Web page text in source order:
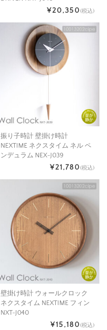
¥20,350(税込)
振り子時計 壁掛け時計
NEXTIME ネクスタイム ネル ペ
ンデュラム NEX-J039
¥21,780(税込)
壁掛け時計 ウォールクロック
ネクスタイム NEXTIME フィン
NXT-J040
¥15,180(税込)